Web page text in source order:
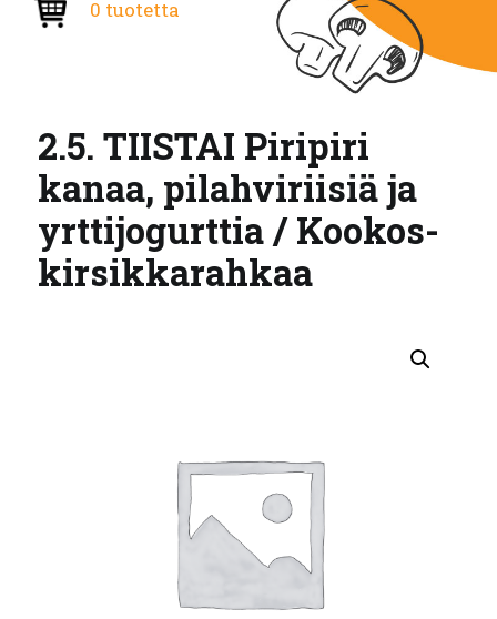
0 tuotetta
2.5. TIISTAI Piripiri
kanaa, pilahviriisiä ja
yrttijogurttia / Kookos-
kirsikkarahkaa